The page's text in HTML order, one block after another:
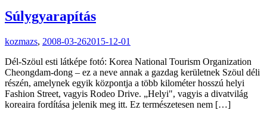
Súlygyarapítás
kozmazs, 2008-03-262015-12-01
Dél-Szöul esti látképe fotó: Korea National Tourism Organization
Cheongdam-dong – ez a neve annak a gazdag kerületnek Szöul déli
részén, amelynek egyik központja a több kilométer hosszú helyi
Fashion Street, vagyis Rodeo Drive. „Helyi", vagyis a divatvilág
koreaira fordítása jelenik meg itt. Ez természetesen nem […]